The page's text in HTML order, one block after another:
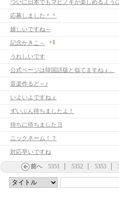
応募しました＾＾
嬉しいですね～
記念かきこ～
+1
うれしいです
公式ページは韓国語版と似てますねぇ。
音楽作るど～♪
いよいよですねぇ
ずいぶん待ちましたよ！
待ちに待ちましたヨ
ニックネーム！？
対応早いですね
前へ 5351 5352 5353